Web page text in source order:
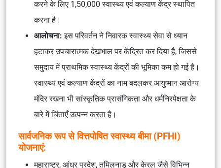
करने के लिए 1,50,000 स्वास्थ्य एवं कल्याण केंद्र स्थापित
करना है।
आलोचना:इस परिवर्तन ने निवारक स्वास्थ्य सेवा से ध्यान
हटाकर उपचारात्मक देखभाल पर केंद्रित कर दिया है, जिससे
समुदाय में प्राथमिक स्वास्थ्य केंद्रों की भूमिका कम हो गई है।
स्वास्थ्य एवं कल्याण केंद्रों का नाम बदलकर आयुष्मान आरोग्य
मंदिर रखना भी सांस्कृतिक प्रासंगिकता और धर्मनिरपेक्षता के
बारे में चिंताएँ उत्पन्न करता है।
सार्वजनिक रूप से वित्तपोषित स्वास्थ्य बीमा (PFHI)
योजनाएं:
महाराष्ट्र, आंध्र प्रदेश, तमिलनाडु और केरल जैसे विभिन्न